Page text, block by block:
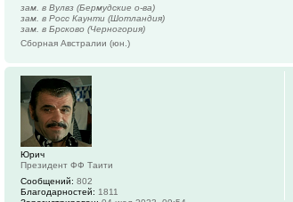
зам. в Вулвз (Бермудские о-ва)
зам. в Росс Каунти (Шотландия)
зам. в Брсково (Черногория)
Сборная Австралии (юн.)
Юрич
Президент ФФ Таити
Сообщений: 802
Благодарностей: 1811